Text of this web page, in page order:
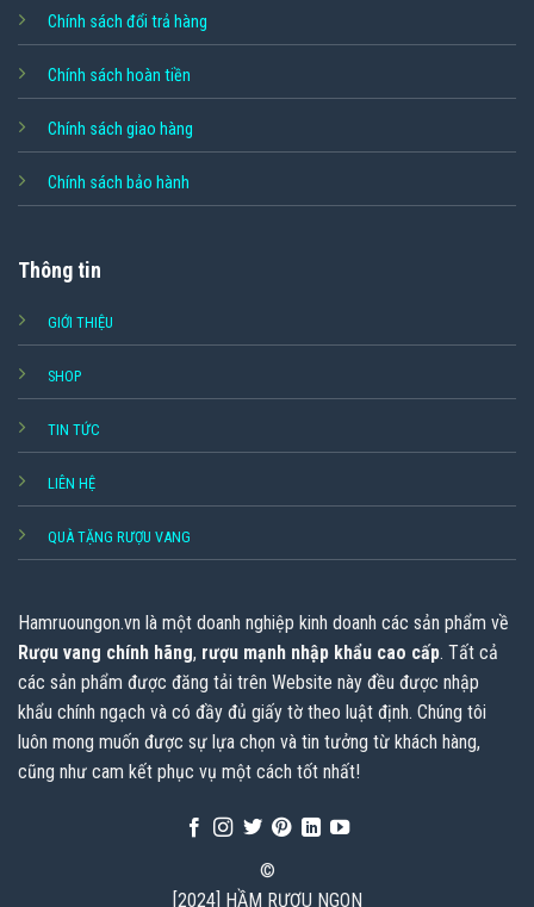
Chính sách đổi trả hàng
Chính sách hoàn tiền
Chính sách giao hàng
Chính sách bảo hành
Thông tin
GIỚI THIỆU
SHOP
TIN TỨC
LIÊN HỆ
QUÀ TẶNG RƯỢU VANG
Hamruoungon.vn là một doanh nghiệp kinh doanh các sản phẩm về
Rượu vang chính hãng, rượu mạnh nhập khẩu cao cấp. Tất cả
các sản phẩm được đăng tải trên Website này đều được nhập
khẩu chính ngạch và có đầy đủ giấy tờ theo luật định. Chúng tôi
luôn mong muốn được sự lựa chọn và tin tưởng từ khách hàng,
cũng như cam kết phục vụ một cách tốt nhất!
©
[2024] HẦM RƯỢU NGON